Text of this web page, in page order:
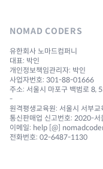
NOMAD CODERS
유한회사 노마드컴퍼니
대표: 박인
개인정보책임관리자: 박인
사업자번호: 301-88-01666
주소: 서울시 마포구 백범로 8,
-
원격평생교육원: 서울시 서부
통신판매업 신고번호: 2020-
이메일: help [@]
전화번호: 02-6487-1130